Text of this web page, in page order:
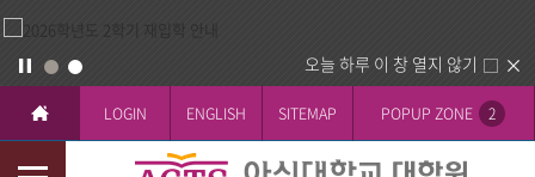
오늘 하루 이 창 열지 않기
LOGIN ENGLISH SITEMAP POPUP ZONE 2